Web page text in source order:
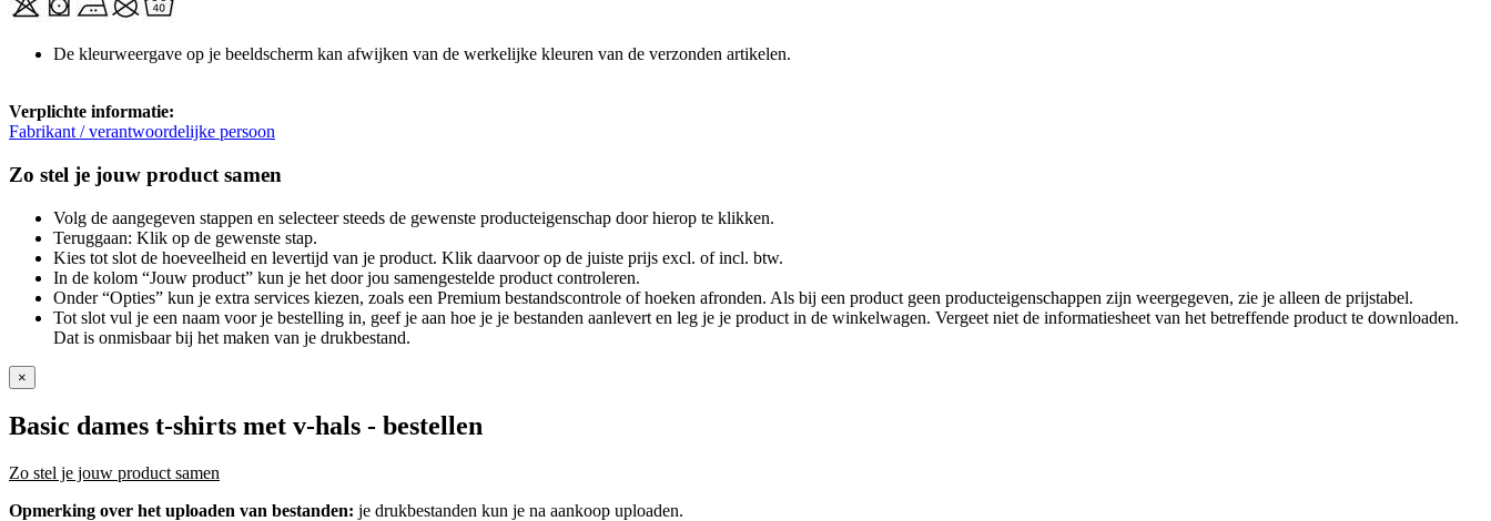
De kleurweergave op je beeldscherm kan afwijken van de werkelijke kleuren van de verzonden artikelen.
Verplichte informatie:
Fabrikant / verantwoordelijke persoon
Zo stel je jouw product samen
Volg de aangegeven stappen en selecteer steeds de gewenste producteigenschap door hierop te klikken.
Teruggaan: Klik op de gewenste stap.
Kies tot slot de hoeveelheid en levertijd van je product. Klik daarvoor op de juiste prijs excl. of incl. btw.
In de kolom “Jouw product” kun je het door jou samengestelde product controleren.
Onder “Opties” kun je extra services kiezen, zoals een Premium bestandscontrole of hoeken afronden. Als bij een product geen producteigenschappen zijn weergegeven, zie je alleen de prijstabel.
Tot slot vul je een naam voor je bestelling in, geef je aan hoe je je bestanden aanlevert en leg je je product in de winkelwagen. Vergeet niet de informatiesheet van het betreffende product te downloaden.
Dat is onmisbaar bij het maken van je drukbestand.
×
Basic dames t-shirts met v-hals - bestellen
Zo stel je jouw product samen
Opmerking over het uploaden van bestanden: je drukbestanden kun je na aankoop uploaden.